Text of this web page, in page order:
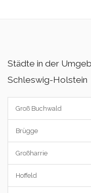
Städte in der
Schleswig-Holstein
Groß Buchwald
Brügge
Großharrie
Hoffeld